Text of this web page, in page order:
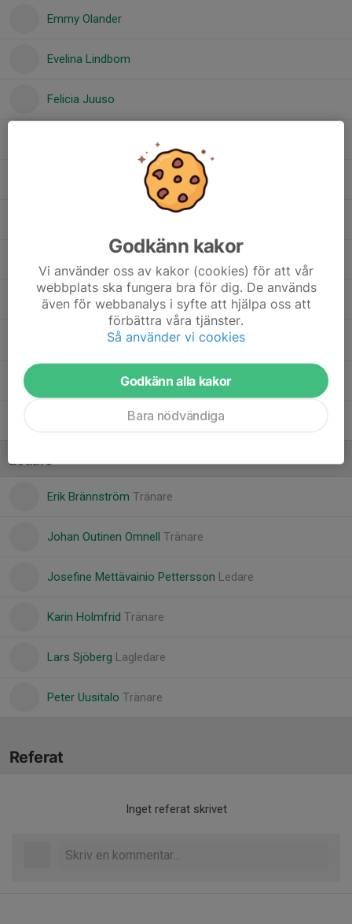
Emmy Olander
Evelina Lindbom
Felicia Juuso
Signe Sjöberg
Sonja Holmfrid
Vendela Isaksson
Ledare
Erik Brännström Tränare
Johan Outinen Omnell Tränare
Josefine Mettävainio Pettersson Ledare
Karin Holmfrid Tränare
Lars Sjöberg Lagledare
Peter Uusitalo Tränare
Referat
Inget referat skrivet
Godkänn kakor
Vi använder oss av kakor (cookies) för att vår
webbplats ska fungera bra för dig. De används
även för webbanalys i syfte att hjälpa oss att
förbättra våra tjänster.
Så använder vi cookies
Godkänn alla kakor
Bara nödvändiga